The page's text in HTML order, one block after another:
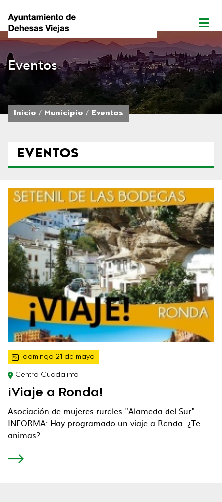
Eventos
Inicio Municipio Eventos
EVENTOS
domingo 21 de mayo
Centro Guadalinfo
¡Viaje a Ronda!
Asociación de mujeres rurales "Alameda del Sur"
INFORMA: Hay programado un viaje a Ronda. ¿Te
animas?